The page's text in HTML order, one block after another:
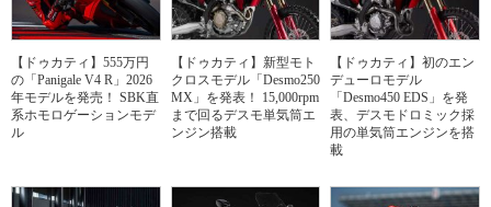
【ドゥカティ】555万円
の「Panigale V4 R」2026
年モデルを発売！ SBK直
系ホモロゲーションモデ
ル
【ドゥカティ】新型モト
クロスモデル「Desmo250
MX」を発表！ 15,000rpm
まで回るデスモ単気筒エ
ンジン搭載
【ドゥカティ】初のエン
デューロモデル
「Desmo450 EDS」を発
表、デスモドロミック採
用の単気筒エンジンを搭
載